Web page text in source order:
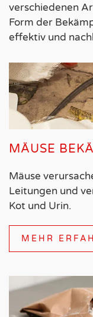
verschiedenen
Form der
effektiv und
MÄUSE
Mäuse
Leitungen und
Kot und Urin.
MEHR